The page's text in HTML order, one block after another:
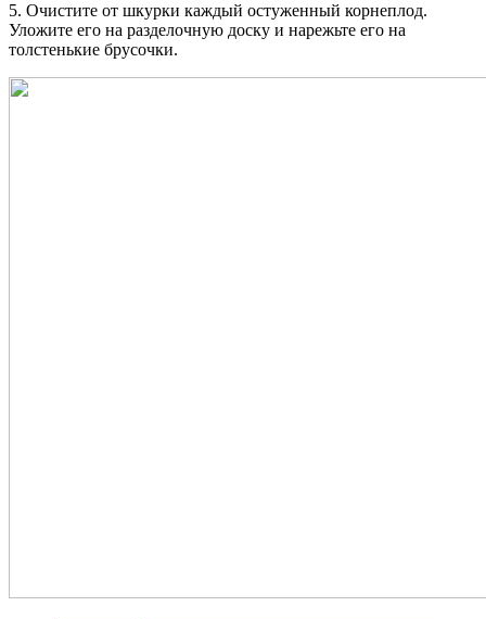
5. Очистите от шкурки каждый остуженный корнеплод.
Уложите его на разделочную доску и нарежьте его на
толстенькие брусочки.